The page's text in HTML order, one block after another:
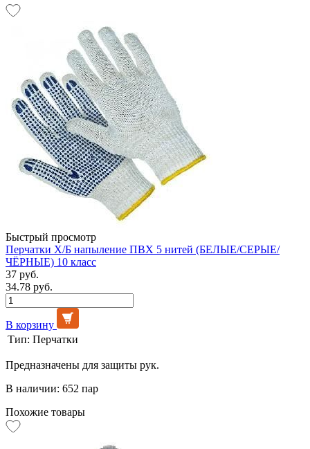
Быстрый просмотр
Перчатки Х/Б напыление ПВХ 5 нитей (БЕЛЫЕ/СЕРЫЕ/
ЧЁРНЫЕ) 10 класс
37 руб.
34.78 руб.
В корзину
Тип: Перчатки
Предназначены для защиты рук.
В наличии: 652 пар
Похожие товары